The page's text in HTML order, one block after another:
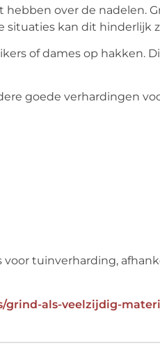
over de nadelen.
situaties kan dit hinderlijk
of dames op hakken.
goede verhardingen
tuinverharding,
als-veelzijdig-